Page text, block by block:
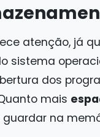
atenção, já
sistema
dos
mais
na